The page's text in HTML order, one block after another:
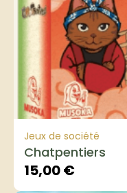
Jeux de société
Chatpentiers
15,00€